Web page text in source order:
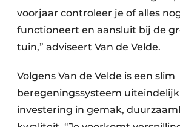
voorjaar controleer je of alles
functioneert en aansluit bij de
tuin,” adviseert Van de Velde.
Volgens Van de Velde is een slim
beregeningssysteem
investering in gemak,